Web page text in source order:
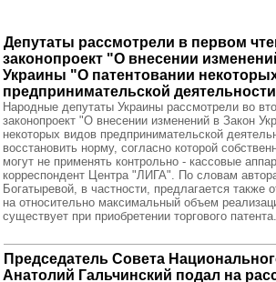
Депутаты рассмотрели в первом
законопроект "О внесении
Украины "О патентовании
предпринимательской
Народные депутаты Украины рассмотрели во
законопроект "О внесении изменений в Закон
некоторых видов предпринимательской
восстановить норму, согласно которой
могут не применять контрольно - кассовые
корреспондент Центра "ЛИГА". По словам
Богатыревой, в частности, предлагается также
на относительно максимальный объем
существует при приобретении торгового патента.
Председатель Совета
Анатолий Гальчинский подал на